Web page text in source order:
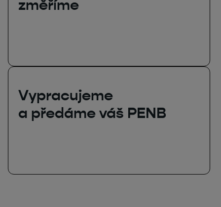
změříme
Vypracujeme
a předáme váš PENB